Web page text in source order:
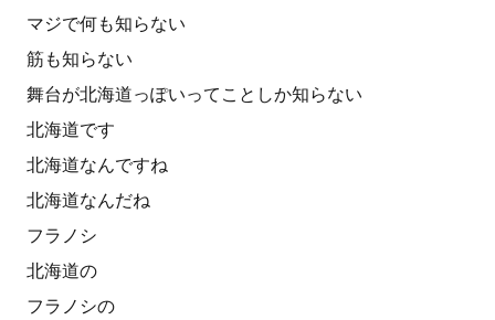
マジで何も知らない
筋も知らない
舞台が北海道っぽいってことしか知らない
北海道です
北海道なんですね
北海道なんだね
フラノシ
北海道の
フラノシの